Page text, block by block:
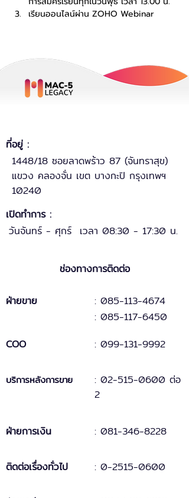
เรียนออนไลน์ผ่าน ZOHO Webinar
ที่อยู่ :
1448/18 ซอยลาดพร้าว 87 (จันทราสุข)
แขวง คลองจั่น เขต บางกะปิ กรุงเทพฯ
10240
เปิดทำการ :
วันจันทร์ - ศุกร์ เวลา 08:30 - 17:30 น.
ช่องทางการติดต่อ
ฝ่ายขาย
: 085-113-4674
: 085-117-6450
COO
: 099-131-9992
บริการหลังการขาย : 02-515-0600 ต่อ
2
ฝ่ายการเงิน : 081-346-8228
ติดต่อเรื่องทั่วไป : 0-2515-0600